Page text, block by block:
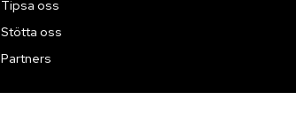
Tipsa oss
Stötta oss
Partners